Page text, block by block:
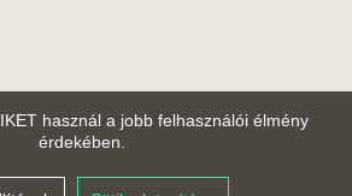
használ a jobb felhasználói élmény
érdekében.